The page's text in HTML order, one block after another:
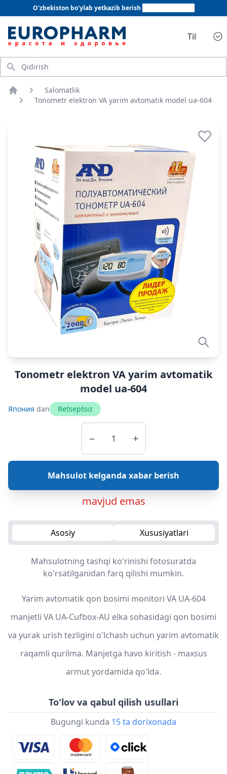
O'zbekiston bo'ylab yetkazib berish
Til
Qidirish
Bosh sahifa
Salomatlik
Tonometr elektron VA yarim avtomatik model ua-604
Tonometr elektron VA yarim avtomatik
model ua-604
Япония dan Retseptsiz
− +
Mahsulot kelganda xabar berish
mavjud emas
Asosiy Xususiyatlari
Mahsulotning tashqi ko'rinishi fotosuratda
ko'rsatilganidan farq qilishi mumkin.
Yarim avtomatik qon bosimi monitori VA UA-604
manjetli VA UA-Cufbox-AU elka sohasidagi qon bosimi
va yurak urish tezligini o'lchash uchun yarim avtomatik
raqamli qurilma. Manjetga havo kiritish - maxsus
armut yordamida qo'lda.
To'lov va qabul qilish usullari
Bugungi kunda 15 ta dorixonada